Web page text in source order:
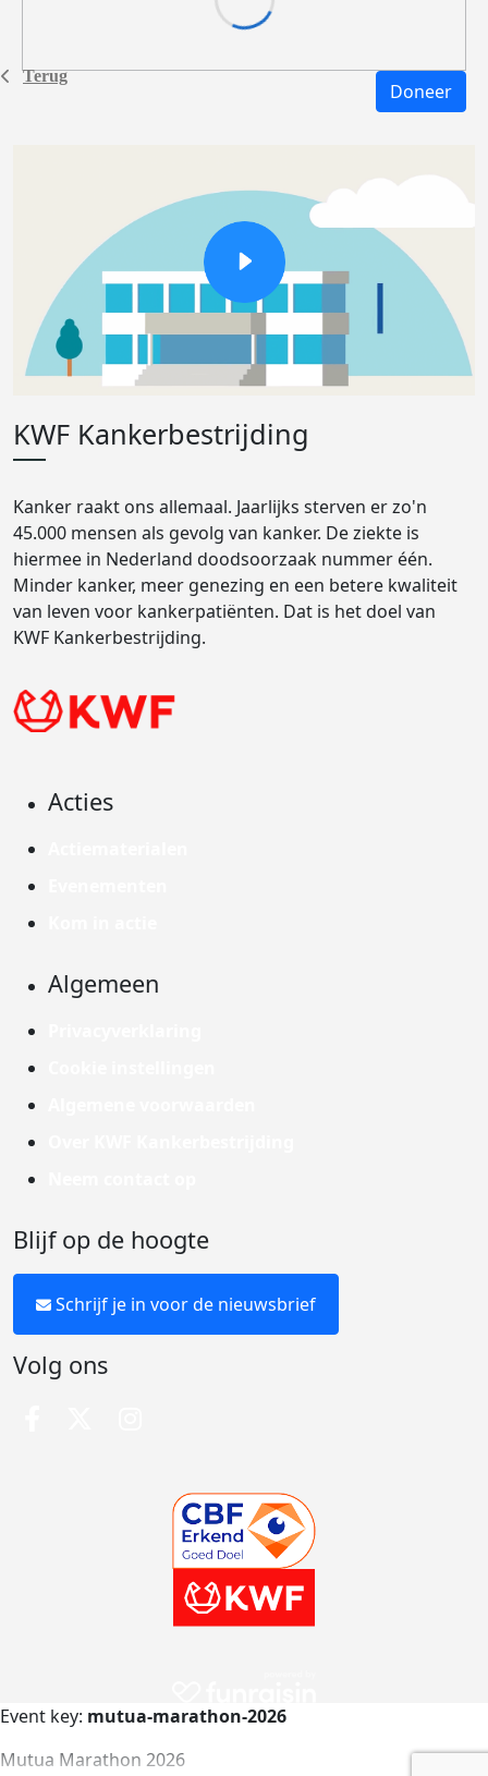
Terug
Doneer
KWF Kankerbestrijding
Kanker raakt ons allemaal. Jaarlijks sterven er zo'n
45.000 mensen als gevolg van kanker. De ziekte is
hiermee in Nederland doodsoorzaak nummer één.
Minder kanker, meer genezing en een betere kwaliteit
van leven voor kankerpatiënten. Dat is het doel van
KWF Kankerbestrijding.
Acties
Algemeen
Blijf op de hoogte
Schrijf je in voor de nieuwsbrief
Volg ons
Event key: mutua-marathon-2026
Mutua Marathon 2026